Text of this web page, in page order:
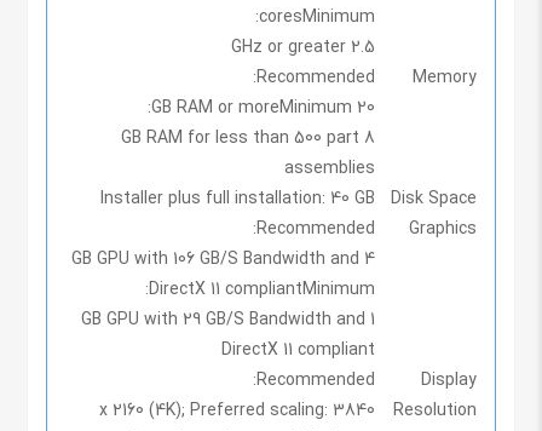
coresMinimum:
2.5 GHz or greater
Memory
Recommended:
20 GB RAM or more
Minimum:
8 GB RAM for less than 500 part
assemblies
Disk Space
Installer plus full installation: 40 GB
Graphics
Recommended:
4 GB GPU with 106 GB/S Bandwidth and
DirectX 11 compliantMinimum:
1 GB GPU with 29 GB/S Bandwidth and
DirectX 11 compliant
Display
Resolution
Recommended:
3840 x 2160 (4K); Preferred scaling: